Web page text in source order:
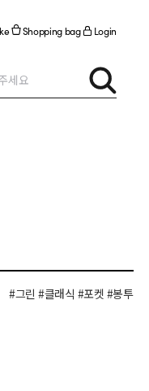
Shopping bag Login
#그린 #클래식 #포켓 #봉투